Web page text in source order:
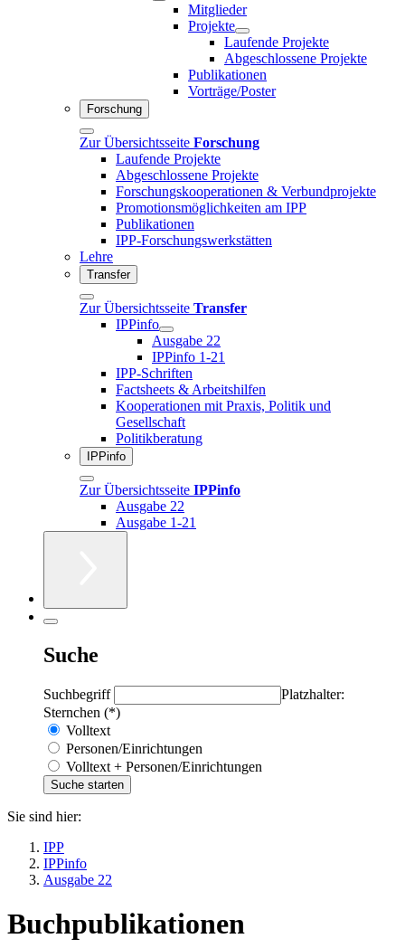
Mitglieder
Projekte
Laufende Projekte
Abgeschlossene Projekte
Publikationen
Vorträge/Poster
Forschung
Zur Übersichtsseite Forschung
Laufende Projekte
Abgeschlossene Projekte
Forschungskooperationen & Verbundprojekte
Promotionsmöglichkeiten am IPP
Publikationen
IPP-Forschungswerkstätten
Lehre
Transfer
Zur Übersichtsseite Transfer
IPPinfo
Ausgabe 22
IPPinfo 1-21
IPP-Schriften
Factsheets & Arbeitshilfen
Kooperationen mit Praxis, Politik und
Gesellschaft
Politikberatung
IPPinfo
Zur Übersichtsseite IPPinfo
Ausgabe 22
Ausgabe 1-21
Suche
Suchbegriff
Platzhalter:
Sternchen (*)
Volltext
Personen/Einrichtungen
Volltext + Personen/Einrichtungen
Sie sind hier:
IPP
IPPinfo
Ausgabe 22
Buchpublikationen